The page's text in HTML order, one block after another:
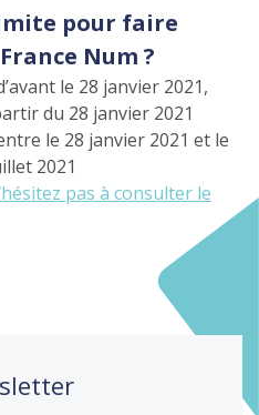
pour faire
Num ?
le 28 janvier 2021,
du 28 janvier 2021
le 28 janvier 2021 et le
2021
pas à consulter le